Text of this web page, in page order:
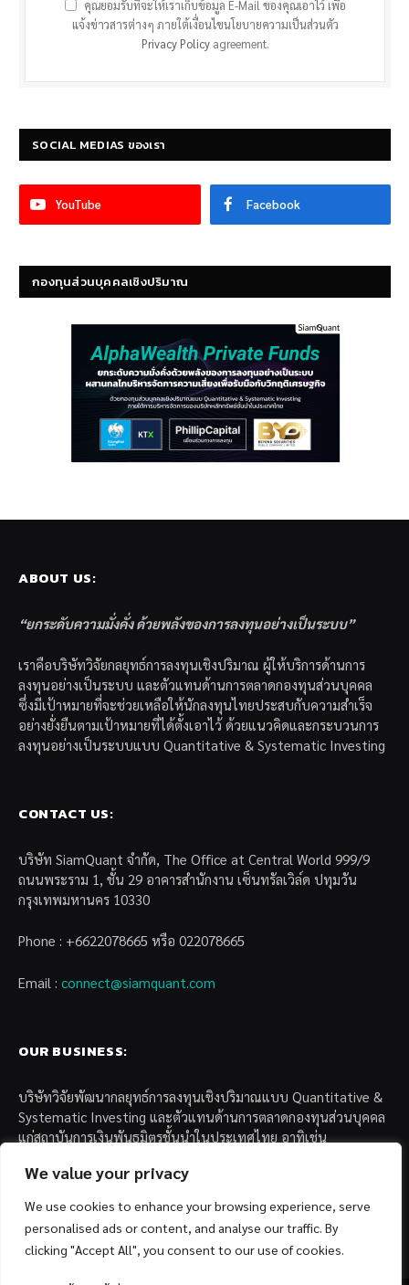
We value your privacy
We use cookies to enhance your browsing experience, serve
personalised ads or content, and analyse our traffic. By
clicking "Accept All", you consent to our use of cookies.
คุณยอมรับที่จะให้เราเก็บข้อมูล E-Mail ของคุณเอาไว้ เพื่อ
แจ้งข่าวสารต่างๆ ภายใต้เงื่อนไขนโยบายความเป็นส่วนตัว
Privacy Policyagreement.
SOCIAL MEDIAS ของเรา
YouTube Facebook
กองทุนส่วนบุคคลเชิงปริมาณ
ABOUT US:
“ยกระดับความมั่งคั่ง ด้วยพลังของการลงทุนอย่างเป็นระบบ”
เราคือบริษัทวิจัยกลยุทธ์การลงทุนเชิงปริมาณ ผู้ให้บริการด้านการ
ลงทุนอย่างเป็นระบบ และตัวแทนด้านการตลาดกองทุนส่วนบุคคล
ซึ่งมีเป้าหมายที่จะช่วยเหลือให้นักลงทุนไทยประสบกับความสำเร็จ
อย่างยั่งยืนตามเป้าหมายที่ได้ตั้งเอาไว้ ด้วยแนวคิดและกระบวนการ
ลงทุนอย่างเป็นระบบแบบ Quantitative & Systematic Investing
CONTACT US:
บริษัท SiamQuant จำกัด, The Office at Central World 999/9
ถนนพระราม 1, ชั้น 29 อาคารสำนักงาน เซ็นทรัลเวิล์ด ปทุมวัน
กรุงเทพมหานคร 10330
Phone : +6622078665 หรือ 022078665
Email : connect@siamquant.com
OUR BUSINESS:
บริษัทวิจัยพัฒนากลยุทธ์การลงทุนเชิงปริมาณแบบ Quantitative &
Systematic Investing และตัวแทนด้านการตลาดกองทุนส่วนบุคคล
แก่สถาบันการเงินพันธมิตรชั้นนำในประเทศไทย อาทิเช่น
– บล. กรุงไทย เอ็กซ์สปริง จำกัด